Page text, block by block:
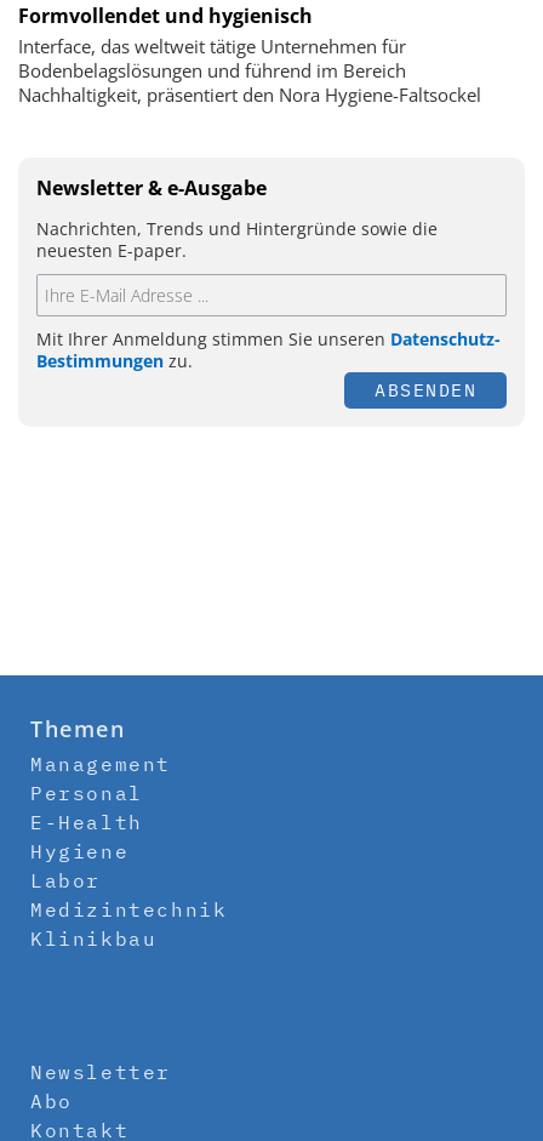
Formvollendet und hygienisch
Interface, das weltweit tätige Unternehmen für
Bodenbelagslösungen und führend im Bereich
Nachhaltigkeit, präsentiert den Nora Hygiene-Faltsockel
Newsletter & e-Ausgabe
Nachrichten, Trends und Hintergründe sowie die
neuesten E-paper.
Mit Ihrer Anmeldung stimmen Sie unseren Datenschutz-
Bestimmungen zu.
ABSENDEN
Themen
Management
Personal
E-Health
Hygiene
Labor
Medizintechnik
Klinikbau
Newsletter
Abo
Kontakt